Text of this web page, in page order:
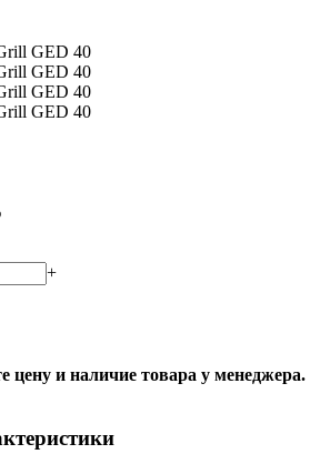
+
цену и наличие товара у менеджера.